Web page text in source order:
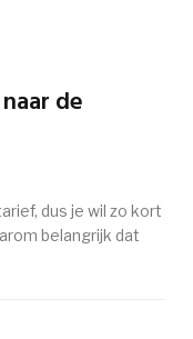
de
dus je wil zo kort
belangrijk dat